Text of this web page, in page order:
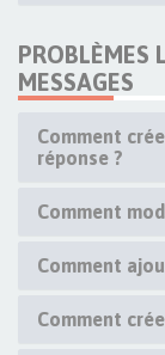
PROBLÈMES
MESSAGES
Comment
réponse ?
Comment
Comment
Comment